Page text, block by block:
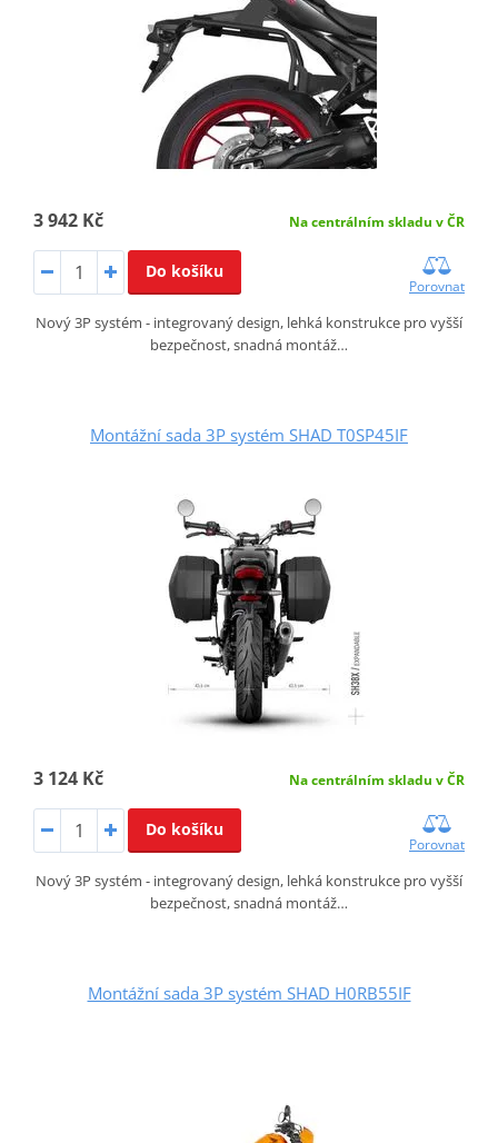
3 942 Kč Na centrálním skladu v ČR
Do košíku
Porovnat
Nový 3P systém - integrovaný design, lehká konstrukce pro vyšší
bezpečnost, snadná montáž…
Montážní sada 3P systém SHAD T0SP45IF
3 124 Kč Na centrálním skladu v ČR
Do košíku
Porovnat
Nový 3P systém - integrovaný design, lehká konstrukce pro vyšší
bezpečnost, snadná montáž…
Montážní sada 3P systém SHAD H0RB55IF